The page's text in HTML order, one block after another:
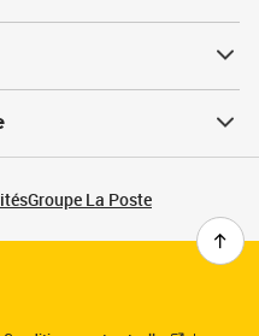
Groupe La Poste